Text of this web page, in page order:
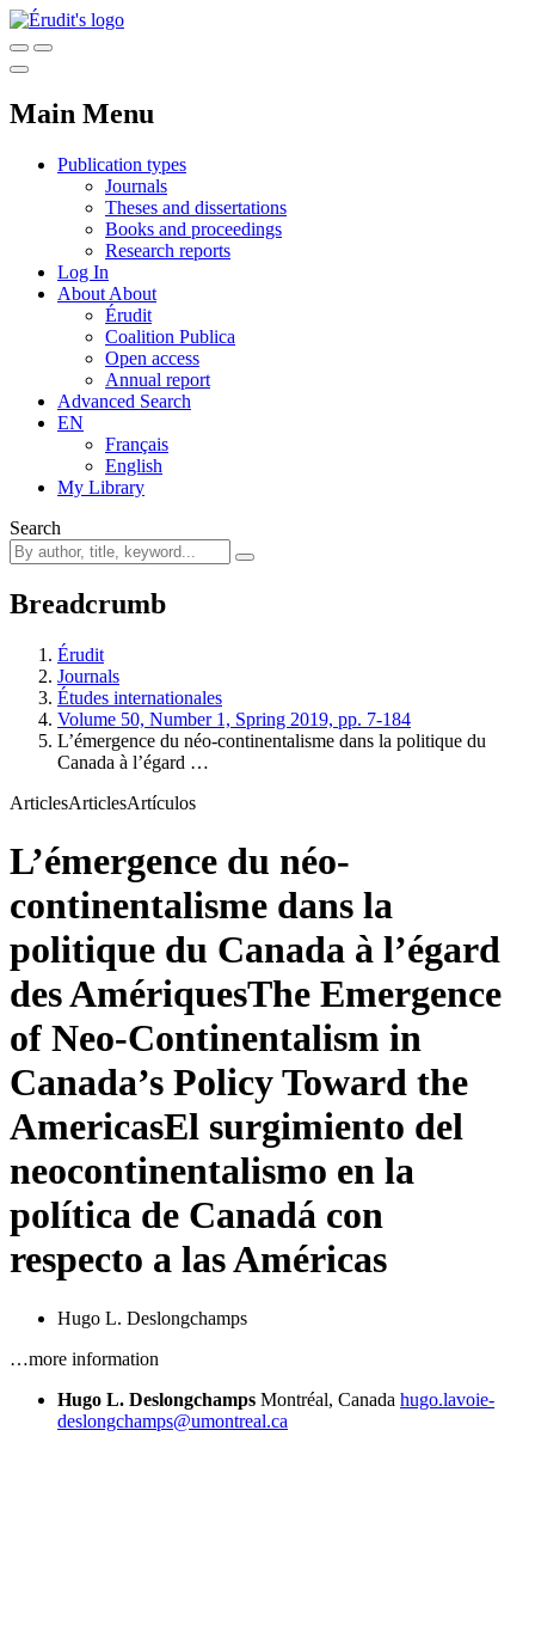
Main Menu
Publication types
Journals
Theses and dissertations
Books and proceedings
Research reports
Log In
About About
Érudit
Coalition Publica
Open access
Annual report
Advanced Search
EN
Français
English
My Library
Search
Breadcrumb
Érudit
Journals
Études internationales
Volume 50, Number 1, Spring 2019, pp. 7-184
L’émergence du néo-continentalisme dans la politique du
Canada à l’égard …
ArticlesArticlesArtículos
L’émergence du néo-
continentalisme dans la
politique du Canada à l’égard
des AmériquesThe Emergence
of Neo-Continentalism in
Canada’s Policy Toward the
AmericasEl surgimiento del
neocontinentalismo en la
política de Canadá con
respecto a las Américas
Hugo L. Deslongchamps
…more information
Hugo L. Deslongchamps Montréal, Canada hugo.lavoie-
deslongchamps@umontreal.ca